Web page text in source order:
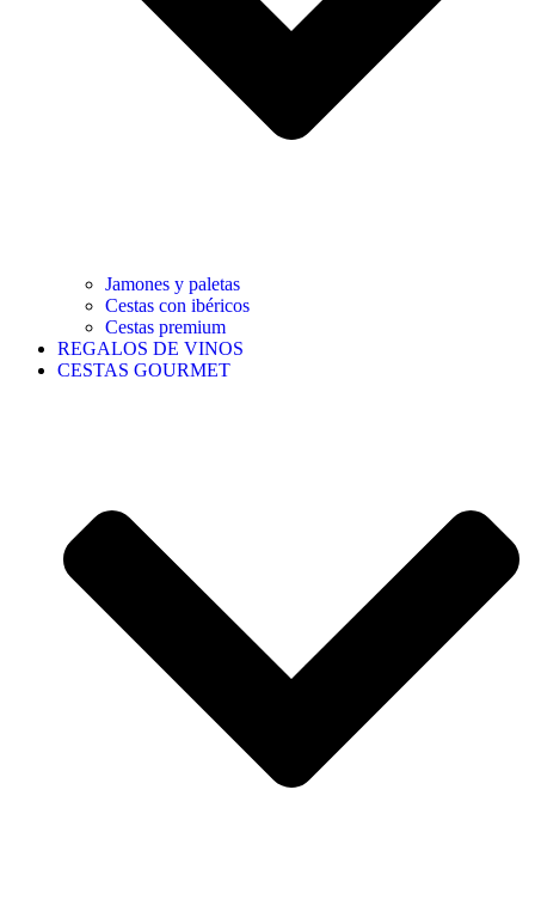
Jamones y paletas
Cestas con ibéricos
Cestas premium
REGALOS DE VINOS
CESTAS GOURMET